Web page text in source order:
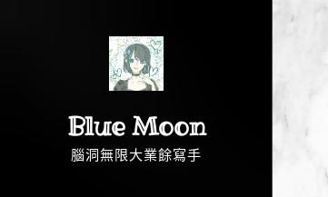
Blue Moon
腦洞無限大業餘寫手